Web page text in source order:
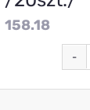
158.18
-